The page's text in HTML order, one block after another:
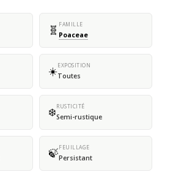
🧬 FAMILLE
Poaceae
☀️EXPOSITION
Toutes
❄️RUSTICITÉ
Semi-rustique
🍃FEUILLAGE
Persistant